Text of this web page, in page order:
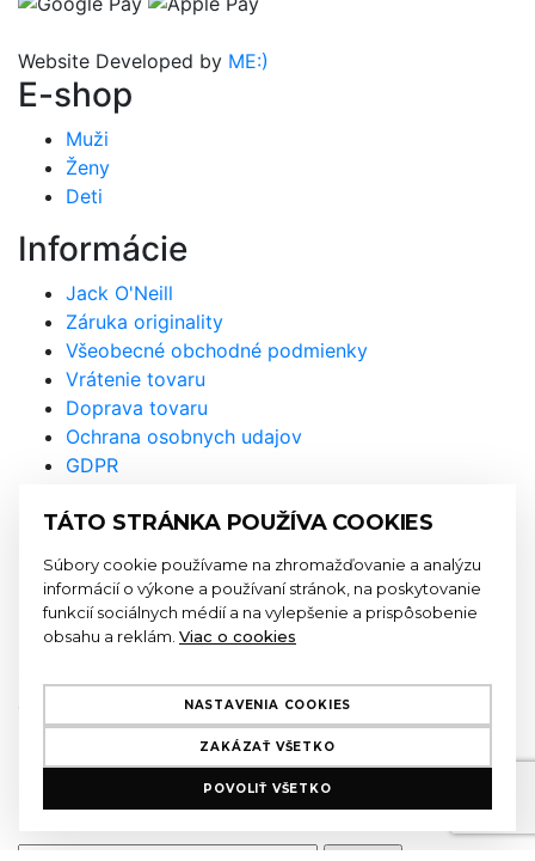
Website Developed by ME:)
E-shop
Muži
Ženy
Deti
Informácie
Jack O'Neill
Záruka originality
Všeobecné obchodné podmienky
Vrátenie tovaru
Doprava tovaru
Ochrana osobnych udajov
GDPR
Prihláste sa na odber
newslettra a nenechajte si újsť
naše akcie a novinky
osobných údajov
E-mailová adresa má nesprávny tvar
TÁTO STRÁNKA POUŽÍVA COOKIES
Súbory cookie používame na zhromažďovanie a analýzu
informácií o výkone a používaní stránok, na poskytovanie
funkcií sociálnych médií a na vylepšenie a prispôsobenie
obsahu a reklám. Viac o cookies
NASTAVENIA COOKIES
ZAKÁZAŤ VŠETKO
POVOLIŤ VŠETKO